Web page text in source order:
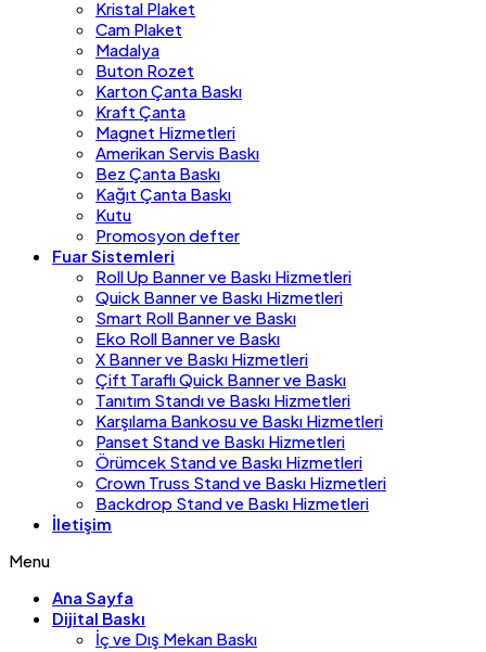
Kristal Plaket
Cam Plaket
Madalya
Buton Rozet
Karton Çanta Baskı
Kraft Çanta
Magnet Hizmetleri
Amerikan Servis Baskı
Bez Çanta Baskı
Kağıt Çanta Baskı
Kutu
Promosyon defter
Fuar Sistemleri
Roll Up Banner ve Baskı Hizmetleri
Quick Banner ve Baskı Hizmetleri
Smart Roll Banner ve Baskı
Eko Roll Banner ve Baskı
X Banner ve Baskı Hizmetleri
Çift Taraflı Quick Banner ve Baskı
Tanıtım Standı ve Baskı Hizmetleri
Karşılama Bankosu ve Baskı Hizmetleri
Panset Stand ve Baskı Hizmetleri
Örümcek Stand ve Baskı Hizmetleri
Crown Truss Stand ve Baskı Hizmetleri
Backdrop Stand ve Baskı Hizmetleri
İletişim
Menu
Ana Sayfa
Dijital Baskı
İç ve Dış Mekan Baskı